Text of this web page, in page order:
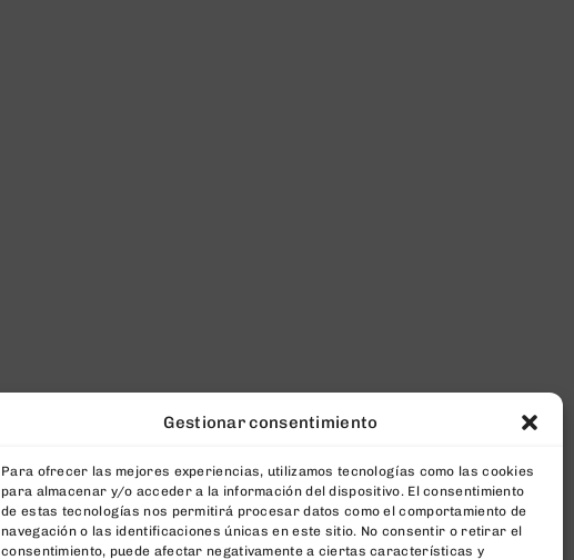
Gestionar consentimiento
Para ofrecer las mejores experiencias, utilizamos tecnologías como las cookies
para almacenar y/o acceder a la información del dispositivo. El consentimiento
de estas tecnologías nos permitirá procesar datos como el comportamiento de
navegación o las identificaciones únicas en este sitio. No consentir o retirar el
consentimiento, puede afectar negativamente a ciertas características y